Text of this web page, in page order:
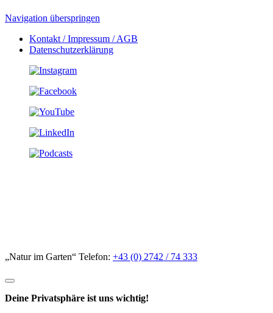
Navigation überspringen
Kontakt / Impressum / AGB
Datenschutzerklärung
„Natur im Garten“ Telefon: +43 (0) 2742 / 74 333
Deine Privatsphäre ist uns wichtig!